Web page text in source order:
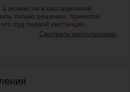
а можно ли в кассационной
только решение, принятое
суд первой инстанции...
Смотреть консультацию